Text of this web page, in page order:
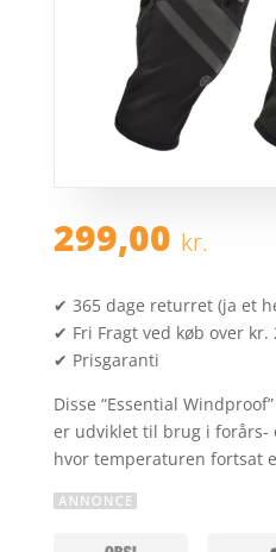
299,00 kr.
✔ 365 dage returret (ja et
✔ Fri Fragt ved køb over kr.
✔ Prisgaranti
Disse “Essential
er udviklet til brug i forårs-
hvor temperaturen fortsat